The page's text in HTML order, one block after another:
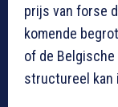
prijs van forse
komende
of de
structureel kan